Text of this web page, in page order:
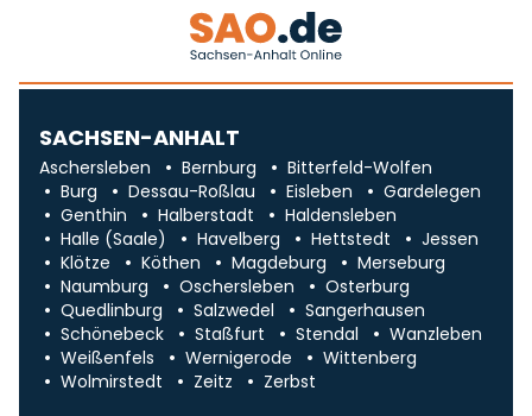
SACHSEN-ANHALT
Aschersleben Bernburg
Bitterfeld-Wolfen
Burg
Dessau-Roßlau Eisleben
Gardelegen
Genthin
Halberstadt
Haldensleben
Halle (Saale)
Havelberg Hettstedt
Jessen
Klötze
Köthen Magdeburg
Merseburg
Naumburg
Oschersleben
Osterburg
Quedlinburg
Salzwedel
Sangerhausen
Schönebeck
Staßfurt Stendal
Wanzleben
Weißenfels
Wernigerode
Wittenberg
Wolmirstedt
Zeitz Zerbst